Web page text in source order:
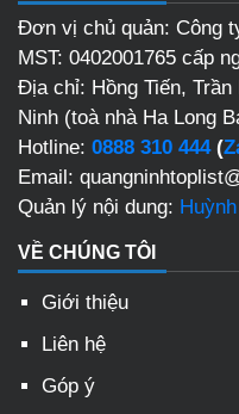
Đơn vị chủ quản: Công
MST: 0402001765 cấp
Địa chỉ: Hồng Tiến,
Ninh (toà nhà Ha Long
Hotline: 0888 310 444(
Email:
Quản lý nội dung:
VỀ CHÚNG TÔI
Giới thiệu
Liên hệ
Góp ý